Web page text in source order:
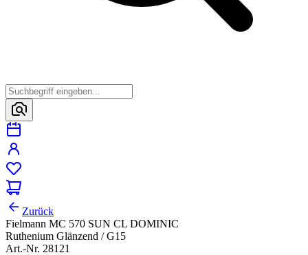
Zurück
Fielmann MC 570 SUN CL DOMINIC
Ruthenium Glänzend / G15
Art.-Nr. 28121